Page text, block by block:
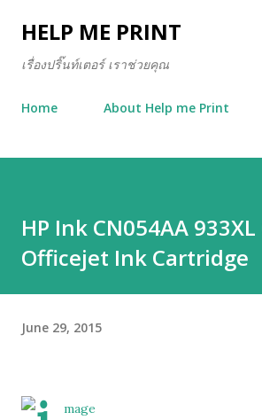
Skip to main content
HELP ME PRINT
เรื่องปริ๊นท์เตอร์ เราช่วยคุณ
Home About Help me Print
HP Ink CN054AA 933XL
Officejet Ink Cartridge
June 29, 2015